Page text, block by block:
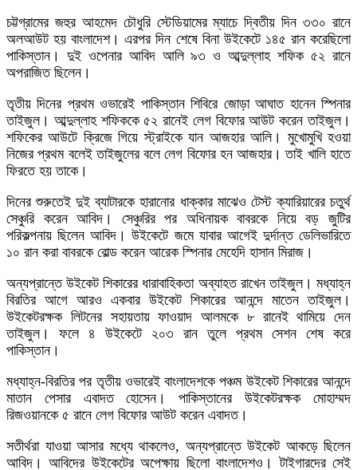
চট্টগ্রামের জহুর আহমেদ চৌধুরি স্টেডিয়ামের ম্যাচে দ্বিতীয় দিন ৩৩০ রানে
অলআউট হয় বাংলাদেশ। এরপর দিন শেষে বিনা উইকেটে ১৪৫ রান করেছিলো
পাকিস্তান। দুই ওপেনার আবিদ আলি ৯৩ ও আব্দুল্লাহ শফিক ৫২ রানে
অপরাজিত ছিলেন।
তৃতীয় দিনের প্রথম ওভারেই পাকিস্তান শিবিরে জোড়া আঘাত হানেন স্পিনার
তাইজুল। আব্দুল্লাহ শফিককে ৫২ রানেই লেগ বিফোর আউট করেন তাইজুল।
শফিকের আউটে ক্রিজে গিয়ে স্ট্রাইকে যান আজহার আলি। মুখোমুখি হওয়া
নিজের প্রথম বলেই তাইজুলের বলে লেগ বিফোর হন আজহার। তাই খালি হাতে
ফিরতে হয় তাকে।
দিনের শুরুতেই দুই ব্যাটারকে হারানোর ধাক্কার মাঝেও টেস্ট ক্যারিয়ারের চতুর্থ
সেঞ্চুরি করেন আবিদ। সেঞ্চুরির পর অধিনায়ক বাবরকে নিয়ে বড় জুটির
পরিকল্পনায় ছিলেন আবিদ। উইকেটে জমে যাবার আগেই দুর্দান্ত ডেলিভারিতে
১০ রান করা বাবরকে বোল্ড করেন আরেক স্পিনার মেহেদি হাসান মিরাজ।
অন্যপ্রান্তে উইকেট শিকারের ধারাবাহিকতা অব্যাহত রাখেন তাইজুল। মধ্যাহ্ন
বিরতির আগে আরও একবার উইকেট শিকারের আনন্দে মাতেন তাইজুল।
উইকেটরক্ষক লিটনের সহায়তায় ফাওয়াদ আলমকে ৮ রানেই থামিয়ে দেন
তাইজুল। ফলে ৪ উইকেটে ২০৩ রান তুলে প্রথম সেশন শেষ করে
পাকিস্তান।
মধ্যাহ্ন-বিরতির পর তৃতীয় ওভারেই বাংলাদেশকে পঞ্চম উইকেট শিকারের আনন্দে
মাতান পেসার এবাদত হোসেন। পাকিস্তানের উইকেটরক্ষক মোহাম্মদ
রিজওয়ানকে ৫ রানে লেগ বিফোর আউট করেন এবাদত।
সতীর্থরা যাওয়া আসার মধ্যে থাকলেও, অন্যপ্রান্তে উইকেট আকড়ে ছিলেন
আবিদ। আবিদের উইকেটের অপেক্ষায় ছিলো বাংলাদেশও। টাইগারদের সেই